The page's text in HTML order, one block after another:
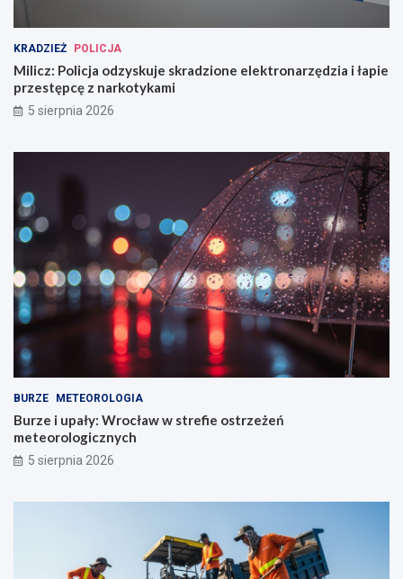
KRADZIEŻ POLICJA
Milicz: Policja odzyskuje skradzione elektronarzędzia i łapie
przestępcę z narkotykami
5 sierpnia 2026
BURZE METEOROLOGIA
Burze i upały: Wrocław w strefie ostrzeżeń
meteorologicznych
5 sierpnia 2026